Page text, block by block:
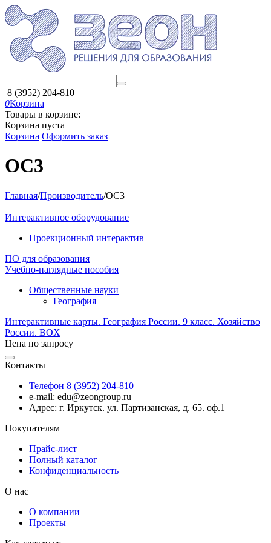
8 (3952) 204-810
0Корзина
Товары в корзине:
Корзина пуста
Корзина Оформить заказ
ОС3
Главная/Производитель/ОС3
Интерактивное оборудование
Проекционный интерактив
ПО для образования
Учебно-наглядные пособия
Общественные науки
География
Интерактивные карты. География России. 9 класс. Хозяйство
России. BOX
Цена по запросу
Контакты
Телефон 8 (3952) 204-810
e-mail: edu@zeongroup.ru
Адрес: г. Иркутск. ул. Партизанская, д. 65. оф.1
Покупателям
Прайс-лист
Полный каталог
Конфиденциальность
О нас
О компании
Проекты